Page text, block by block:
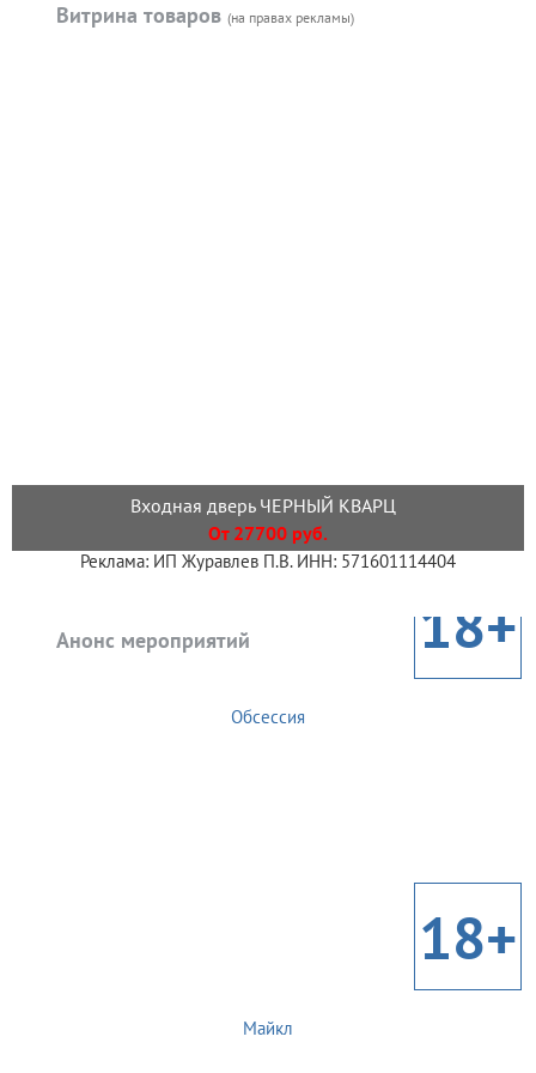
Витрина товаров (на правах рекламы)
Входная дверь ЧЕРНЫЙ КВАРЦ
От 27700 руб.
Реклама: ИП Журавлев П.В. ИНН: 571601114404
Анонс мероприятий 18+
Обсессия
18+
Майкл